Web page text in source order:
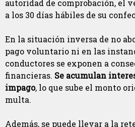
autoridad de comprobación, el
a los 30 días hábiles de su
En la situación inversa de no
pago voluntario ni en las
conductores se exponen a
financieras. Se acumulan
impago, lo que sube el monto
multa.
Además, se puede llevar a la